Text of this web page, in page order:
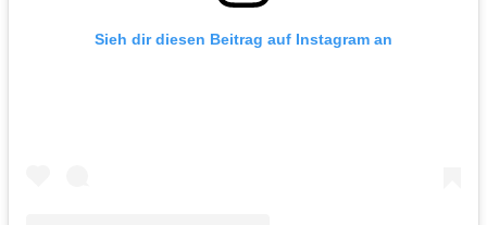
Sieh dir diesen Beitrag auf Instagram an